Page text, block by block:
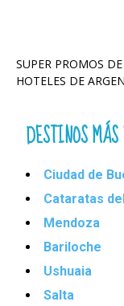
SUPER PROMOS DE
HOTELES DE
DESTINOS
Ciudad de
Cataratas
Mendoza
Bariloche
Ushuaia
Salta